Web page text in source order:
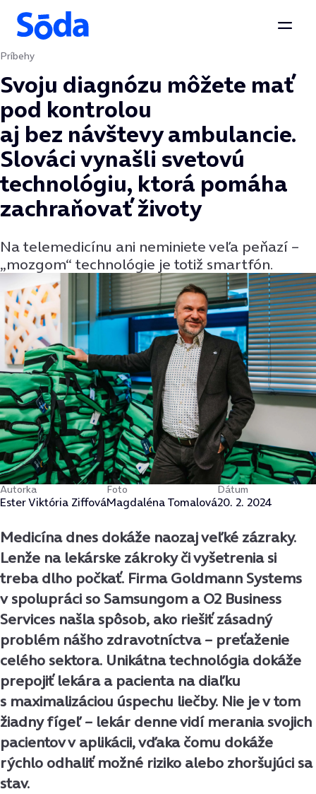
Preskočiť na obsah
Príbehy
Svoju diagnózu môžete mať
pod kontrolou
aj bez návštevy ambulancie.
Slováci vynašli svetovú
technológiu, ktorá pomáha
zachraňovať životy
Na telemedicínu ani neminiete veľa peňazí –
„mozgom“ technológie je totiž smartfón.
Autorka
Ester Viktória Ziffová
Foto
Magdaléna Tomalová
Dátum
20. 2. 2024
Medicína dnes dokáže naozaj veľké zázraky.
Lenže na lekárske zákroky či vyšetrenia si
treba dlho počkať. Firma Goldmann Systems
v spolupráci so Samsungom a O2 Business
Services našla spôsob, ako riešiť zásadný
problém nášho zdravotníctva – preťaženie
celého sektora. Unikátna technológia dokáže
prepojiť lekára a pacienta na diaľku
s maximalizáciou úspechu liečby. Nie je v tom
žiadny fígeľ – lekár denne vidí merania svojich
pacientov v aplikácii, vďaka čomu dokáže
rýchlo odhaliť možné riziko alebo zhoršujúci sa
stav.